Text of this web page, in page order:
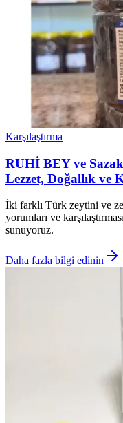
Karşılaştırma
RUHİ BEY ve
Lezzet, Doğallık ve
İki farklı Türk zeytini ve
yorumları ve
sunuyoruz.
Daha fazla bilgi edinin